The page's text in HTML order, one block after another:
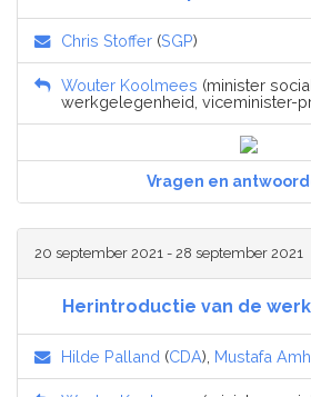
Chris Stoffer (SGP)
Wouter Koolmees (minister
werkgelegenheid, viceminister-
Vragen en
20 september 2021 - 28 september 2021
Herintroductie van de
Hilde Palland (CDA), Mustafa